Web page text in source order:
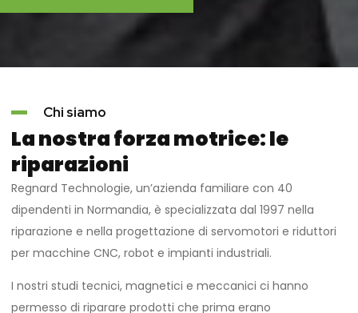
Chi siamo
La nostra forza motrice: le
riparazioni
Regnard Technologie, un’azienda familiare con 40
dipendenti in Normandia, è specializzata dal 1997 nella
riparazione e nella progettazione di servomotori e riduttori
per macchine CNC, robot e impianti industriali.
I nostri studi tecnici, magnetici e meccanici ci hanno
permesso di riparare prodotti che prima erano